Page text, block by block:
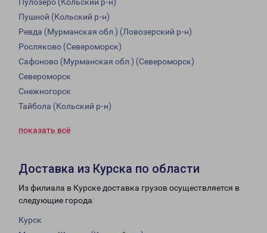
Пулозеро (Кольский р-н)
Пушной (Кольский р-н)
Ревда (Мурманская обл.) (Ловозерский р-н)
Росляково (Североморск)
Сафоново (Мурманская обл.) (Североморск)
Североморск
Снежногорск
Тайбола (Кольский р-н)
показать всё
Доставка из Курска по области
Из филиала в Курске доставка грузов осуществляется в
следующие города:
Курск